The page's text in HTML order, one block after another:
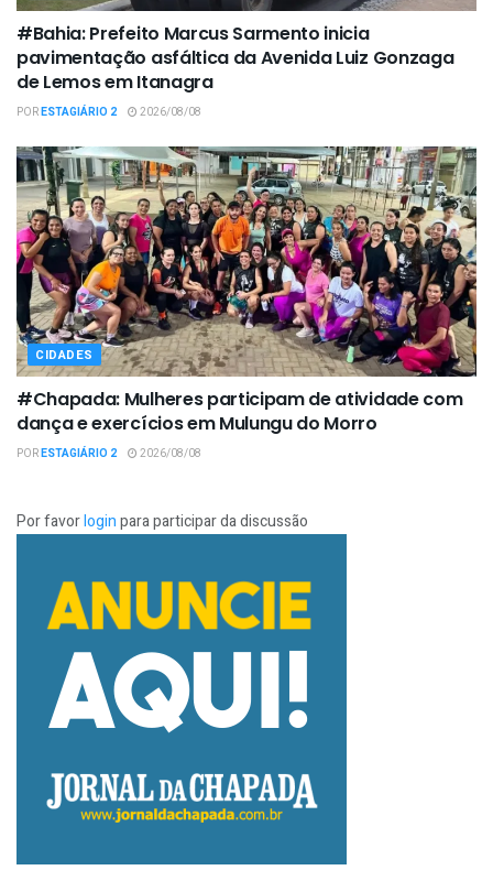
#Bahia: Prefeito Marcus Sarmento inicia
pavimentação asfáltica da Avenida Luiz Gonzaga
de Lemos em Itanagra
PORESTAGIÁRIO 2 2026/08/08
CIDADES
#Chapada: Mulheres participam de atividade com
dança e exercícios em Mulungu do Morro
PORESTAGIÁRIO 2 2026/08/08
Por favorloginpara participar da discussão